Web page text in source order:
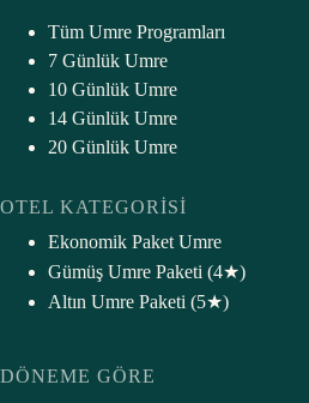
Tüm Umre Programları
7 Günlük Umre
10 Günlük Umre
14 Günlük Umre
20 Günlük Umre
OTEL KATEGORISI
Ekonomik Paket Umre
Gümüş Umre Paketi (4★)
Altın Umre Paketi (5★)
DÖNEME GÖRE